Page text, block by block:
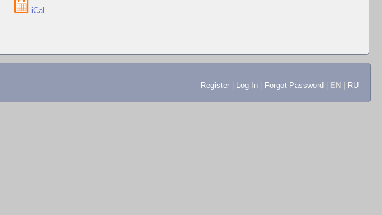
iCal
Register Log In Forgot Password EN RU